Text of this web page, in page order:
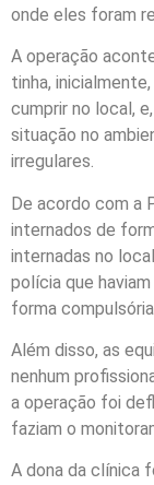
onde eles foram
A operação
tinha,
cumprir no local,
situação no
irregulares.
De acordo com a
internados de
internadas no
polícia que
forma compulsória.
Além disso, as
nenhum
a operação foi
faziam o
A dona da clínica